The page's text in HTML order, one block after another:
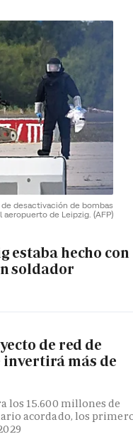
desactivación de bombas
aeropuerto de Leipzig. (AFP)
estaba hecho con
soldador
de red de
invertirá más de
los 15.600 millones de
acordado, los